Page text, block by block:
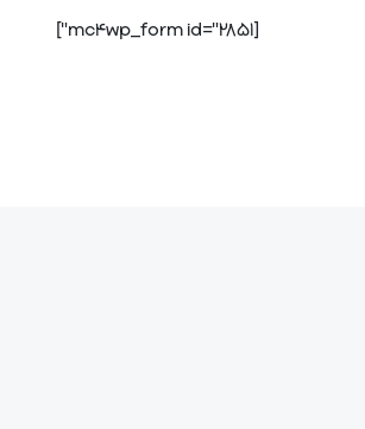
[mc4wp_form id="2851"]